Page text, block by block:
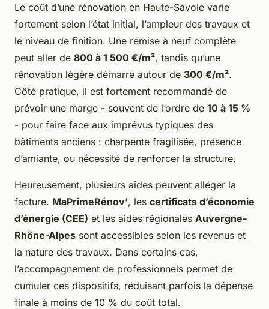
Le coût d’une rénovation en Haute-Savoie varie
fortement selon l’état initial, l’ampleur des travaux et
le niveau de finition. Une remise à neuf complète
peut aller de 800 à 1 500 €/m², tandis qu’une
rénovation légère démarre autour de 300 €/m².
Côté pratique, il est fortement recommandé de
prévoir une marge - souvent de l’ordre de 10 à 15 %
- pour faire face aux imprévus typiques des
bâtiments anciens : charpente fragilisée, présence
d’amiante, ou nécessité de renforcer la structure.
Heureusement, plusieurs aides peuvent alléger la
facture. MaPrimeRénov’, les certificats d’économie
d’énergie (CEE) et les aides régionales Auvergne-
Rhône-Alpes sont accessibles selon les revenus et
la nature des travaux. Dans certains cas,
l’accompagnement de professionnels permet de
cumuler ces dispositifs, réduisant parfois la dépense
finale à moins de 10 % du coût total.